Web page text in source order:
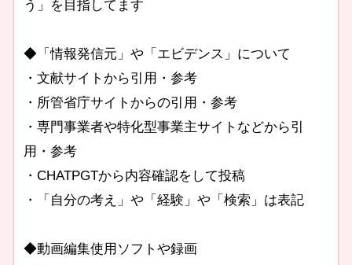
う」を目指してます
◆「情報発信元」や「エビデンス」について
・文献サイトから引用・参考
・所管省庁サイトからの引用・参考
・専門事業者や特化型事業主サイトなどから引
用・参考
・CHATPGTから内容確認をして投稿
・「自分の考え」や「経験」や「検索」は表記
◆動画編集使用ソフトや録画